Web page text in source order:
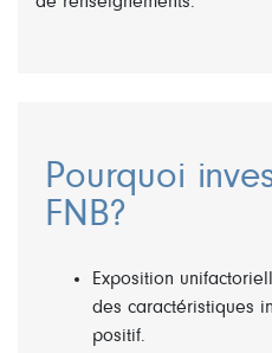
Pourquoi
FNB?
Exposition
des caractéristiques
positif.